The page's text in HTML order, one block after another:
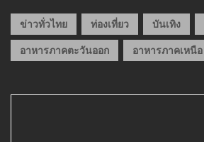
ข่าวทั่วไทย ท่องเที่ยว บันเทิง
อาหารภาคตะวันออก อาหารภาคเหนือ